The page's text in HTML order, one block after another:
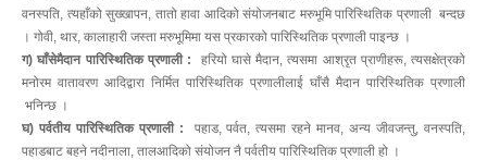
वनस्पति, त्यहाँको सुख्खापन, तातो हावा आदिको संयोजनबाट मरुभूमि पारिस्थितिक प्रणाली बन्दछ
। गोवी, थार, कालाहारी जस्ता मरुभूमिमा यस प्रकारको पारिस्थितिक प्रणाली पाइन्छ ।
ग) घाँसेमैदान पारिस्थितिक प्रणाली : हरियो घासे मैदान, त्यसमा आश्रृत प्राणीहरू, त्यसक्षेत्रको
मनोरम वातावरण आदिद्वारा निर्मित पारिस्थितिक प्रणालीलाई घाँसै मैदान पारिस्थितिक प्रणाली
भनिन्छ ।
घ) पर्वतीय पारिस्थितिक प्रणाली : पहाड, पर्वत, त्यसमा रहने मानव, अन्य जीवजन्तु, वनस्पति,
पहाडबाट बहने नदीनाला, तालआदिको संयोजन नै पर्वतीय पारिस्थितिक प्रणाली हो ।